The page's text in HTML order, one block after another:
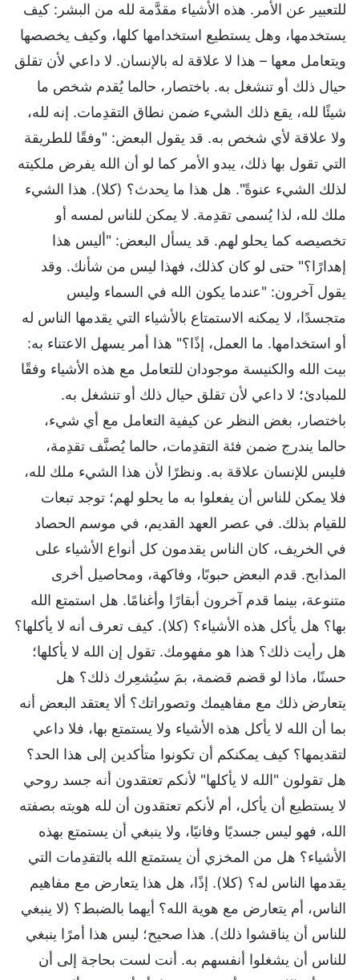
للتعبير عن الأمر. هذه الأشياء مقدَّمة لله من البشر: كيف
يستخدمها، وهل يستطيع استخدامها كلها، وكيف يخصصها
ويتعامل معها – هذا لا علاقة له بالإنسان. لا داعي لأن تقلق
حيال ذلك أو تنشغل به. باختصار، حالما يُقدم شخص ما
شيئًا لله، يقع ذلك الشيء ضمن نطاق التقدِمات. إنه لله،
ولا علاقة لأي شخص به. قد يقول البعض: "وفقًا للطريقة
التي تقول بها ذلك، يبدو الأمر كما لو أن الله يفرض ملكيته
لذلك الشيء عنوةً". هل هذا ما يحدث؟ (كلا). هذا الشيء
ملك لله، لذا يُسمى تقدِمة. لا يمكن للناس لمسه أو
تخصيصه كما يحلو لهم. قد يسأل البعض: "أليس هذا
إهدارًا؟" حتى لو كان كذلك، فهذا ليس من شأنك. وقد
يقول آخرون: "عندما يكون الله في السماء وليس
متجسدًا، لا يمكنه الاستمتاع بالأشياء التي يقدمها الناس له
أو استخدامها. ما العمل، إذًا؟" هذا أمر يسهل الاعتناء به:
بيت الله والكنيسة موجودان للتعامل مع هذه الأشياء وفقًا
للمبادئ؛ لا داعي لأن تقلق حيال ذلك أو تنشغل به.
باختصار، بغض النظر عن كيفية التعامل مع أي شيء،
حالما يندرج ضمن فئة التقدِمات، حالما يُصنَّف تقدِمة،
فليس للإنسان علاقة به. ونظرًا لأن هذا الشيء ملك لله،
فلا يمكن للناس أن يفعلوا به ما يحلو لهم؛ توجد تبعات
للقيام بذلك. في عصر العهد القديم، في موسم الحصاد
في الخريف، كان الناس يقدمون كل أنواع الأشياء على
المذابح. قدم البعض حبوبًا، وفاكهة، ومحاصيل أخرى
متنوعة، بينما قدم آخرون أبقارًا وأغنامًا. هل استمتع الله
بها؟ هل يأكل هذه الأشياء؟ (كلا). كيف تعرف أنه لا يأكلها؟
هل رأيت ذلك؟ هذا هو مفهومك. تقول إن الله لا يأكلها؛
حسنًا، ماذا لو قضم قضمة، بمَ سيُشعِرك ذلك؟ هل
يتعارض ذلك مع مفاهيمك وتصوراتك؟ ألا يعتقد البعض أنه
بما أن الله لا يأكل هذه الأشياء ولا يستمتع بها، فلا داعي
لتقديمها؟ كيف يمكنكم أن تكونوا متأكدين إلى هذا الحد؟
هل تقولون "الله لا يأكلها" لأنكم تعتقدون أنه جسد روحي
لا يستطيع أن يأكل، أم لأنكم تعتقدون أن لله هويته بصفته
الله، فهو ليس جسديًا وفانيًا، ولا ينبغي أن يستمتع بهذه
الأشياء؟ هل من المخزي أن يستمتع الله بالتقدِمات التي
يقدمها الناس له؟ (كلا). إذًا، هل هذا يتعارض مع مفاهيم
الناس، أم يتعارض مع هوية الله؟ أيهما بالضبط؟ (لا ينبغي
للناس أن يناقشوا ذلك). هذا صحيح؛ ليس هذا أمرًا ينبغي
للناس أن يشغلوا أنفسهم به. أنت لست بحاجة إلى أن